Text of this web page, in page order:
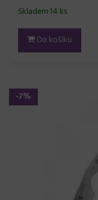
Skladem 14 ks
Do košíku
-7%